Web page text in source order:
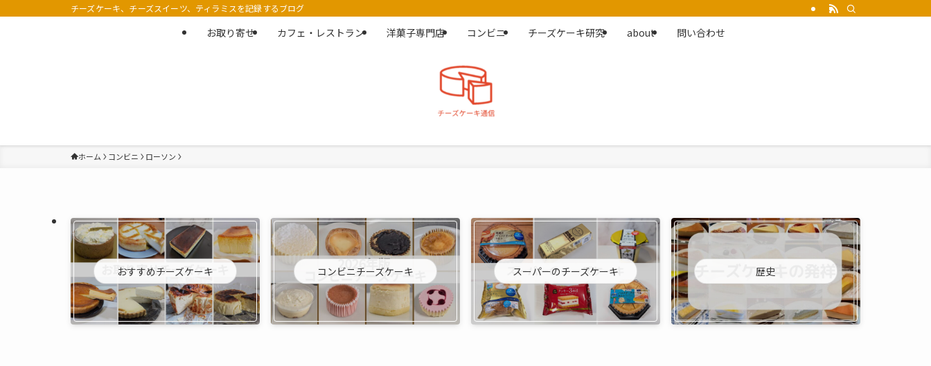
チーズケーキ、チーズスイーツ、ティラミスを記録するブログ
お取り寄せ カフェ・レストラン 洋菓子専門店 コンビニ チーズケーキ研究 about 問い合わせ
ホーム コンビニ ローソン
おすすめチーズケーキ コンビニチーズケーキ スーパーのチーズケーキ 歴史